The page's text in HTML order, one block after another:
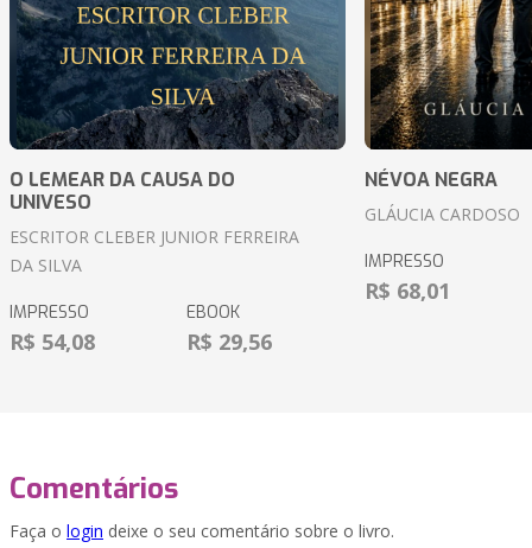
O LEMEAR DA CAUSA DO
UNIVESO
ESCRITOR CLEBER JUNIOR FERREIRA
DA SILVA
IMPRESSO
R$ 54,08
EBOOK
R$ 29,56
NÉVOA NEGRA
GLÁUCIA CARDOSO
IMPRESSO
R$ 68,01
Comentários
Faça o login deixe o seu comentário sobre o livro.